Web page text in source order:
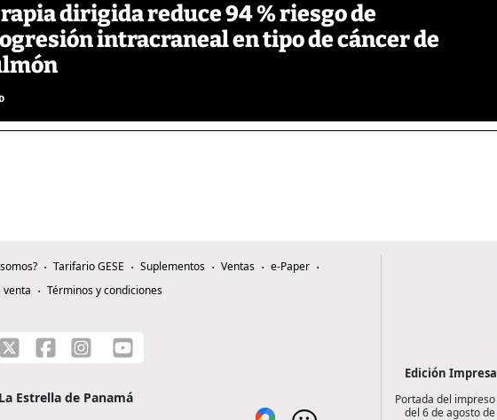
dirigida reduce 94 % riesgo de
intracraneal en tipo de cáncer de
Tarifario GESE Suplementos Ventas
e-Paper
venta
Términos y condiciones
Estrella de Panamá
Edición Impresa
Portada del impreso
del 6 de agosto de